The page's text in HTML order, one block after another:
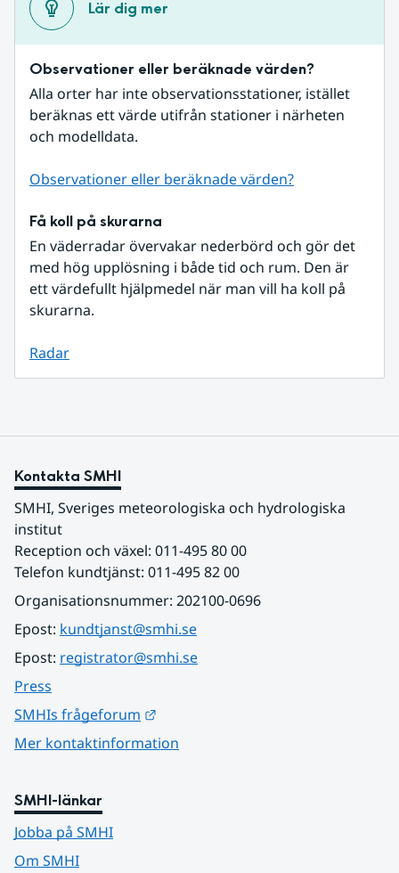
Lär dig mer
Observationer eller beräknade värden?
Alla orter har inte observationsstationer, istället
beräknas ett värde utifrån stationer i närheten
och modelldata.
Observationer eller beräknade värden?
Få koll på skurarna
En väderradar övervakar nederbörd och gör det
med hög upplösning i både tid och rum. Den är
ett värdefullt hjälpmedel när man vill ha koll på
skurarna.
Radar
Kontakta SMHI
SMHI, Sveriges meteorologiska och hydrologiska
institut
Reception och växel: 011-495 80 00
Telefon kundtjänst: 011-495 82 00
Organisationsnummer: 202100-0696
Epost: kundtjanst@smhi.se
Epost: registrator@smhi.se
Press
SMHIs frågeforum
Mer kontaktinformation
SMHI-länkar
Jobba på SMHI
Om SMHI